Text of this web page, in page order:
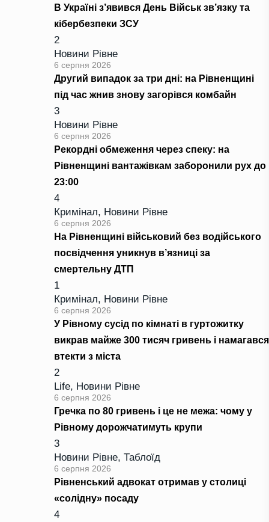
В Україні з’явився День Військ зв’язку та
кібербезпеки ЗСУ
2
Новини Рівне
6 серпня 2026
Другий випадок за три дні: на Рівненщині
під час жнив знову загорівся комбайн
3
Новини Рівне
6 серпня 2026
Рекордні обмеження через спеку: на
Рівненщині вантажівкам заборонили рух до
23:00
4
Кримінал, Новини Рівне
6 серпня 2026
На Рівненщині військовий без водійського
посвідчення уникнув в’язниці за
смертельну ДТП
1
Кримінал, Новини Рівне
6 серпня 2026
У Рівному сусід по кімнаті в гуртожитку
викрав майже 300 тисяч гривень і намагався
втекти з міста
2
Life, Новини Рівне
6 серпня 2026
Гречка по 80 гривень і це не межа: чому у
Рівному дорожчатимуть крупи
3
Новини Рівне, Таблоїд
6 серпня 2026
Рівненський адвокат отримав у столиці
«солідну» посаду
4